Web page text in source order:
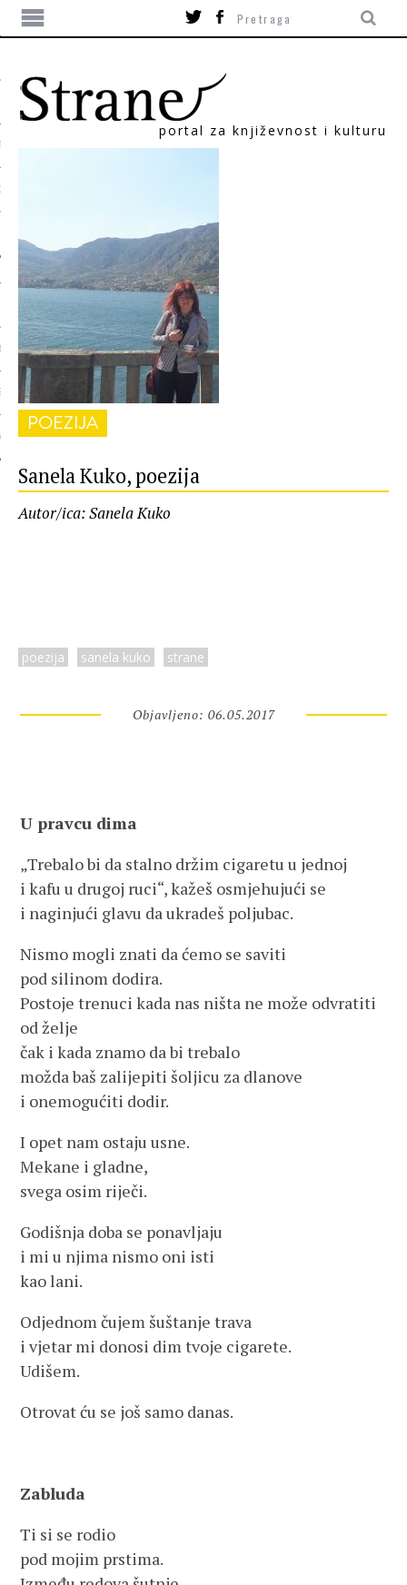
portal za književnost i kulturu
POEZIJA
Sanela Kuko, poezija
Autor/ica: Sanela Kuko
poezija sanela kuko strane
Objavljeno: 06.05.2017
U pravcu dima
„Trebalo bi da stalno držim cigaretu u jednoj
i kafu u drugoj ruci“, kažeš osmjehujući se
i naginjući glavu da ukradeš poljubac.
Nismo mogli znati da ćemo se saviti
pod silinom dodira.
Postoje trenuci kada nas ništa ne može odvratiti
od želje
čak i kada znamo da bi trebalo
možda baš zalijepiti šoljicu za dlanove
i onemogućiti dodir.
I opet nam ostaju usne.
Mekane i gladne,
svega osim riječi.
Godišnja doba se ponavljaju
i mi u njima nismo oni isti
kao lani.
Odjednom čujem šuštanje trava
i vjetar mi donosi dim tvoje cigarete.
Udišem.
Otrovat ću se još samo danas.
Zabluda
Ti si se rodio
pod mojim prstima.